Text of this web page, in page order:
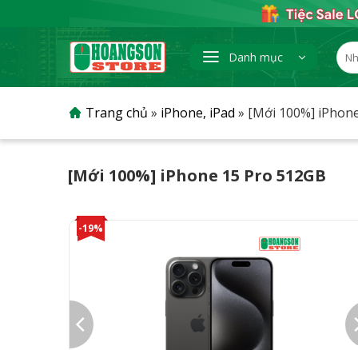
content
Danh mục
Tìm
Trang chủ » iPhone, iPad » [Mới 100%]
[Mới 100%] iPhone 15 Pro 512GB
-19%